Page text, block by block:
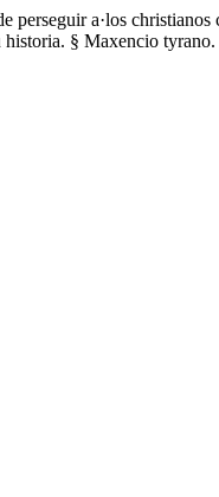
a·los
historia. § Maxencio